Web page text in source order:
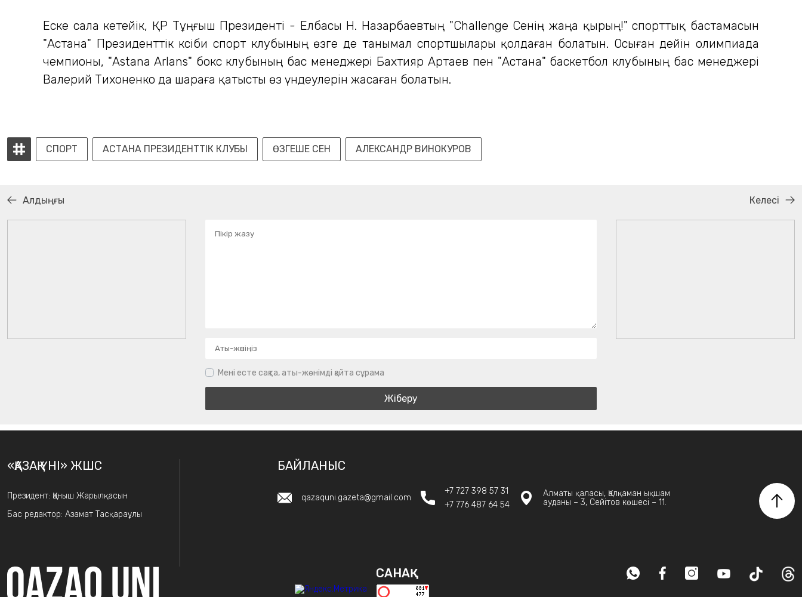
Еске сала кетейік, ҚР Тұңғыш Президенті - Елбасы Н. Назарбаевтың "Challenge Сенің жаңа қырың!" спорттық бастамасын
"Астана" Президенттік кәсіби спорт клубының өзге де танымал спортшылары қолдаған болатын. Осыған дейін олимпиада
чемпионы, "Astana Arlans" бокс клубының бас менеджері Бахтияр Артаев пен "Астана" баскетбол клубының бас менеджері
Валерий Тихоненко да шараға қатысты өз үндеулерін жасаған болатын.
СПОРТ АСТАНА ПРЕЗИДЕНТТІК КЛУБЫ ӨЗГЕШЕ СЕН АЛЕКСАНДР ВИНОКУРОВ
Алдыңғы Келесі
Мені есте сақта, аты-жөнімді қайта сұрама
«ҚАЗАҚ ҮНІ» ЖШС
Президент: Қаныш Жарылқасын
Бас редактор: Азамат Тасқараұлы
БАЙЛАНЫС
qazaquni.gazeta@gmail.com
+7 727 398 57 31
+7 776 487 64 54
Алматы қаласы, Қалқаман ықшам
ауданы – 3, Сейітов көшесі – 11.
САНАҚ